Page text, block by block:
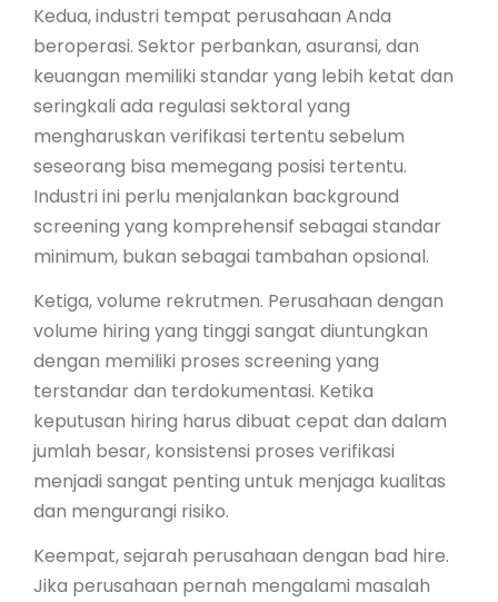
Kedua, industri tempat perusahaan Anda
beroperasi. Sektor perbankan, asuransi, dan
keuangan memiliki standar yang lebih ketat dan
seringkali ada regulasi sektoral yang
mengharuskan verifikasi tertentu sebelum
seseorang bisa memegang posisi tertentu.
Industri ini perlu menjalankan background
screening yang komprehensif sebagai standar
minimum, bukan sebagai tambahan opsional.
Ketiga, volume rekrutmen. Perusahaan dengan
volume hiring yang tinggi sangat diuntungkan
dengan memiliki proses screening yang
terstandar dan terdokumentasi. Ketika
keputusan hiring harus dibuat cepat dan dalam
jumlah besar, konsistensi proses verifikasi
menjadi sangat penting untuk menjaga kualitas
dan mengurangi risiko.
Keempat, sejarah perusahaan dengan bad hire.
Jika perusahaan pernah mengalami masalah